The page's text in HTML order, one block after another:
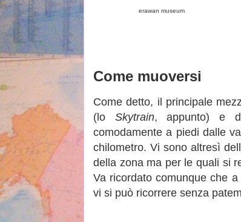
erawan museum
Come muoversi
Come detto, il principale
(lo Skytrain, appunto) e
comodamente a piedi dalle
chilometro. Vi sono altresì
della zona ma per le quali si
Va ricordato comunque che a
vi si può ricorrere senza